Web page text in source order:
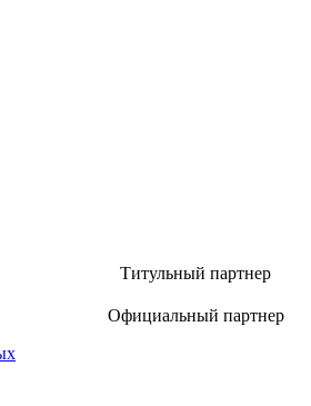
Титульный партнер
Официальный партнер